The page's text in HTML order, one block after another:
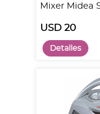
Mixer Midea
USD 20
Detalles